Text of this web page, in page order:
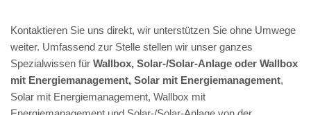
Kontaktieren Sie uns direkt, wir unterstützen Sie ohne Umwege
weiter. Umfassend zur Stelle stellen wir unser ganzes
Spezialwissen für Wallbox, Solar-/Solar-Anlage oder Wallbox
mit Energiemanagement, Solar mit Energiemanagement,
Solar mit Energiemanagement, Wallbox mit